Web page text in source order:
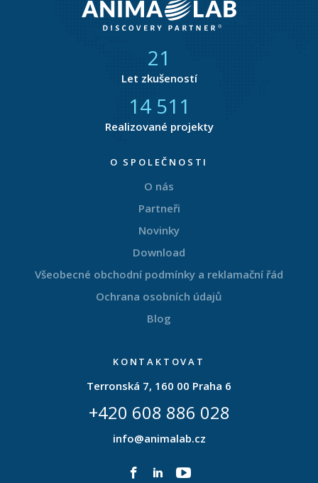
21
Let zkušeností
14 877
Realizované projekty
O SPOLEČNOSTI
O nás
Partneři
Novinky
Download
Všeobecné obchodní podmínky a reklamační řád
Ochrana osobních údajů
Blog
KONTAKTOVAT
Terronská 7, 160 00 Praha 6
+420 608 886 028
info@animalab.cz